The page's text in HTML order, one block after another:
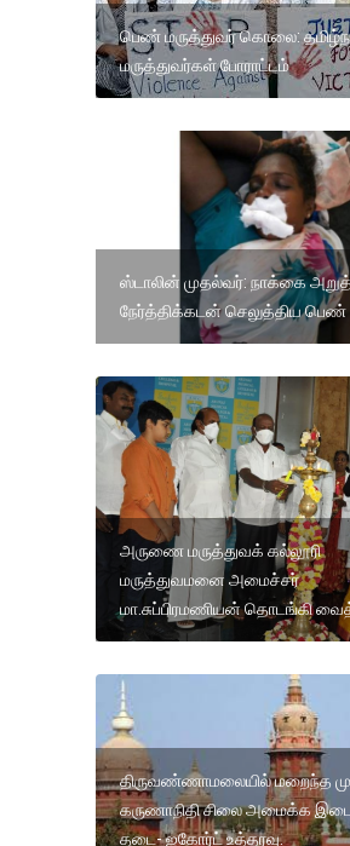
பெண் மருத்துவர் கொலை:
மருத்துவர்கள் போராட்டம்
ஸ்டாலின் முதல்வர்: நாக்கை
நேர்த்திக்கடன் செலுத்திய பெண்
அருணை மருத்துவக் கல்லூரி
மருத்துவமனை அமைச்சர்
மா.சுப்பிரமணியன் தொடங்கி
திருவண்ணாமலையில் மறைந்த
கருணாநிதி சிலை அமைக்க
தடை- ஐகோர்ட் உத்தரவு.